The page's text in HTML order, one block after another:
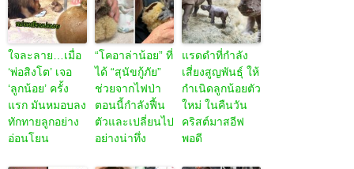
ใจละลาย…เมื่อ
‘พ่อสิงโต’ เจอ
‘ลูกน้อย’ ครั้ง
แรก มันหมอบลง
ทักทายลูกอย่าง
อ่อนโยน
“โคอาล่าน้อย” ที่
ได้ “สุนัขกู้ภัย”
ช่วยจากไฟป่า
ตอนนี้กำลังฟื้น
ตัวและเปลี่ยนไป
อย่างน่าทึ่ง
แรดดำที่กำลัง
เสี่ยงสูญพันธุ์ ให้
กำเนิดลูกน้อยตัว
ใหม่ ในคืนวัน
คริสต์มาสอีฟ
พอดี